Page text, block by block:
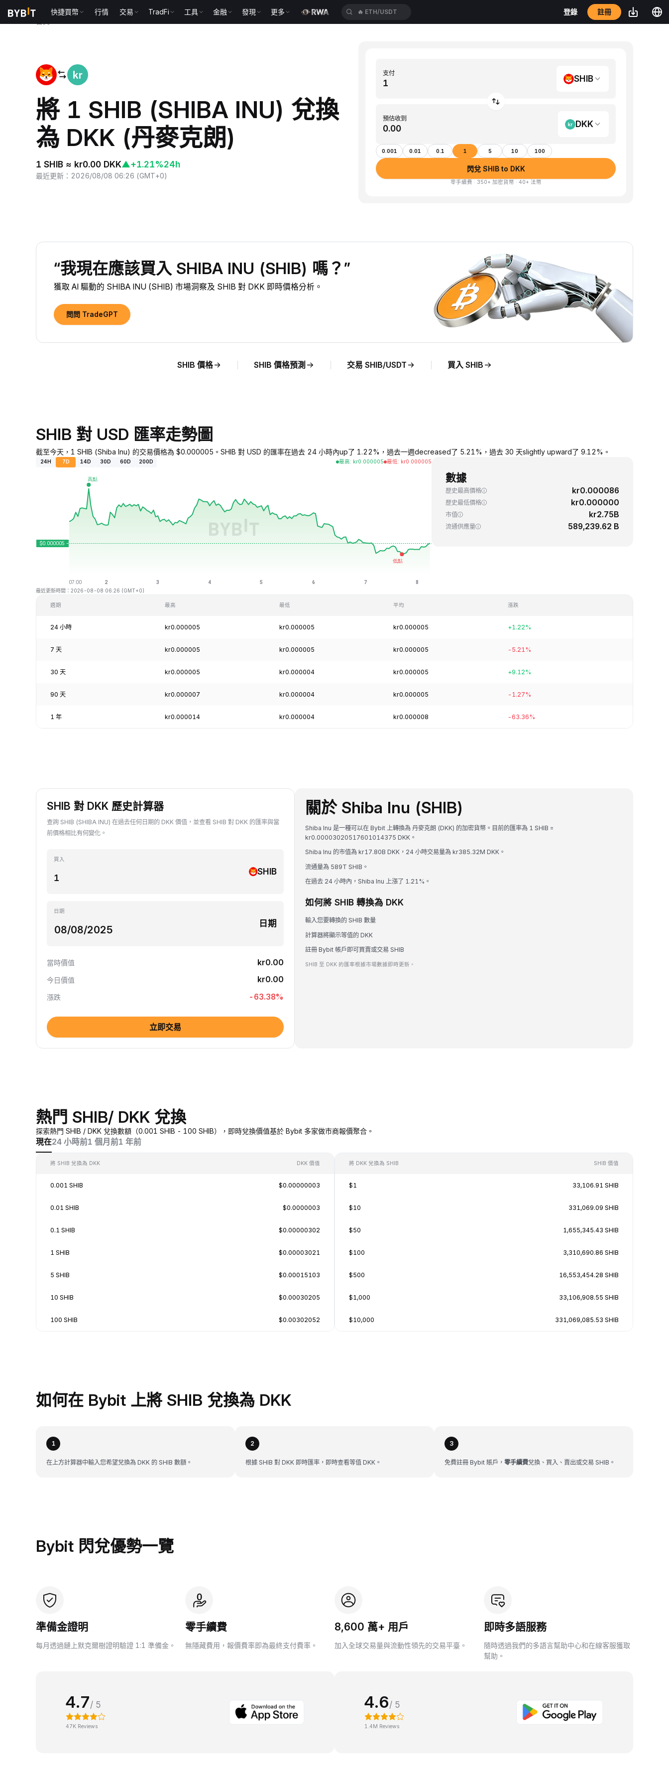
快捷買幣 行情 交易 TradFi 工具 金融 發現 更多 🔥 ETH/USDT 登錄 註冊
將 1 SHIB (SHIBA INU) 兌換
為 DKK (丹麥克朗)
1 SHIB ≈ kr0.00 DKK▲+1.21%24h
最近更新 ： 2026/08/08 06:26 (GMT+0)
支付
SHIB
預估收到
DKK
0.001 0.01 0.1 1 5 10 100
閃兌 SHIB to DKK
零手續費 · 350+ 加密貨幣 · 40+ 法幣
“我現在應該買入 SHIBA INU (SHIB) 嗎？”
獲取 AI 驅動的 SHIBA INU (SHIB) 市場洞察及 SHIB 對 DKK 即時價格分析。
問問 TradeGPT
SHIB 價格 SHIB 價格預測 交易 SHIB/USDT 買入 SHIB
SHIB 對 USD 匯率走勢圖
截至今天，1 SHIB (Shiba Inu) 的交易價格為 $0.000005。SHIB 對 USD 的匯率在過去 24 小時內up了 1.22%，過去一週decreased了 5.21%，過去 30 天slightly upward了 9.12%。
24H 7D 14D 30D 60D 200D 最高: kr0.000005 最低: kr0.000005
最近更新時間：2026-08-08 06:26 (GMT+0)
數據
歷史最高價格 kr0.000086
歷史最低價格 kr0.000000
市值 kr2.75B
流通供應量 589,239.62 B
週期 最高 最低 平均 漲跌
24 小時 kr0.000005 kr0.000005 kr0.000005 +1.22%
7 天 kr0.000005 kr0.000005 kr0.000005 -5.21%
30 天 kr0.000005 kr0.000004 kr0.000005 +9.12%
90 天 kr0.000007 kr0.000004 kr0.000005 -1.27%
1 年 kr0.000014 kr0.000004 kr0.000008 -63.36%
SHIB 對 DKK 歷史計算器
查詢 SHIB (SHIBA INU) 在過去任何日期的 DKK 價值，並查看 SHIB 對 DKK 的匯率與當
前價格相比有何變化。
買入
SHIB
日期
日期
當時價值 kr0.00
今日價值 kr0.00
漲跌 -63.38%
立即交易
關於 Shiba Inu (SHIB)
Shiba Inu 是一種可以在 Bybit 上轉換為 丹麥克朗 (DKK) 的加密貨幣。目前的匯率為 1 SHIB =
kr0.00003020517601014375 DKK。
Shiba Inu 的市值為 kr17.80B DKK，24 小時交易量為 kr385.32M DKK。
流通量為 589T SHIB。
在過去 24 小時內，Shiba Inu 上漲了 1.21%。
如何將 SHIB 轉換為 DKK
輸入您要轉換的 SHIB 數量
計算器將顯示等值的 DKK
註冊 Bybit 帳戶即可買賣或交易 SHIB
SHIB 至 DKK 的匯率根據市場數據即時更新。
熱門 SHIB/ DKK 兌換
探索熱門 SHIB / DKK 兌換數額（0.001 SHIB - 100 SHIB），即時兌換價值基於 Bybit 多家做市商報價聚合。
現在24 小時前1 個月前1 年前
將 SHIB 兌換為 DKK DKK 價值
0.001 SHIB $0.00000003
0.01 SHIB $0.0000003
0.1 SHIB $0.00000302
1 SHIB $0.00003021
5 SHIB $0.00015103
10 SHIB $0.00030205
100 SHIB $0.00302052
將 DKK 兌換為 SHIB SHIB 價值
$1 33,106.91 SHIB
$10 331,069.09 SHIB
$50 1,655,345.43 SHIB
$100 3,310,690.86 SHIB
$500 16,553,454.28 SHIB
$1,000 33,106,908.55 SHIB
$10,000 331,069,085.53 SHIB
如何在 Bybit 上將 SHIB 兌換為 DKK
1
在上方計算器中輸入您希望兌換為 DKK 的 SHIB 數額。
2
根據 SHIB 對 DKK 即時匯率，即時查看等值 DKK。
3
免費註冊 Bybit 賬戶， 零手續費兌換、買入、賣出或交易 SHIB。
Bybit 閃兌優勢一覽
準備金證明
每月透過鏈上默克爾樹證明驗證 1:1 準備金。
零手續費
無隱藏費用，報價費率即為最終支付費率。
8,600 萬+ 用戶
加入全球交易量與流動性領先的交易平臺。
即時多語服務
隨時透過我們的多語言幫助中心和在線客服獲取
幫助。
4.7/ 5
47K Reviews
4.6/ 5
1.4M Reviews